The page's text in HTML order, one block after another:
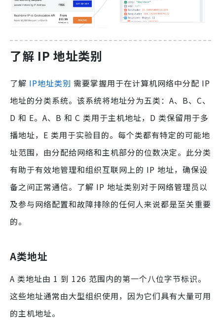
了解 IP 地址类别
了解 IP地址类别 需要掌握用于在计算机网络中分配 IP
地址的分类系统。该系统将地址分为五类：A、B、C、
D 和 E。A、B 和 C 类用于主机地址，D 类保留用于多
播地址，E 类用于实验目的。每个类都有特定的可能地
址范围，由分配给网络和主机部分的位数决定。此分类
有助于有效地管理和组织互联网上的 IP 地址，确保设
备之间正常通信。了解 IP 地址类别对于网络管理员以
及参与网络配置和故障排除的任何人来说都是至关重要
的。
A类地址
A 类地址由 1 到 126 范围内的第一个八位字节标识。
这些地址通常由大型组织使用，因为它们具有大量可用
的主机地址。